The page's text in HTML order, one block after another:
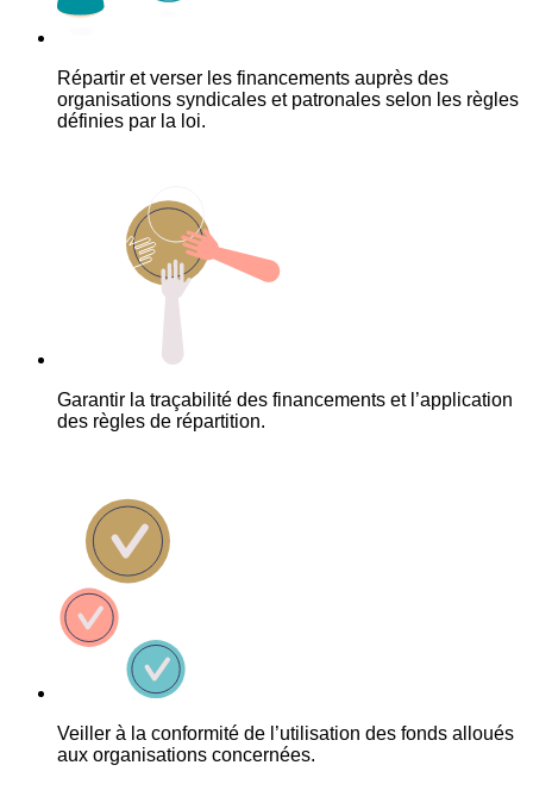
Répartir et verser les financements auprès des
organisations syndicales et patronales selon les règles
définies par la loi.
Garantir la traçabilité des financements et l’application
des règles de répartition.
Veiller à la conformité de l’utilisation des fonds alloués
aux organisations concernées.